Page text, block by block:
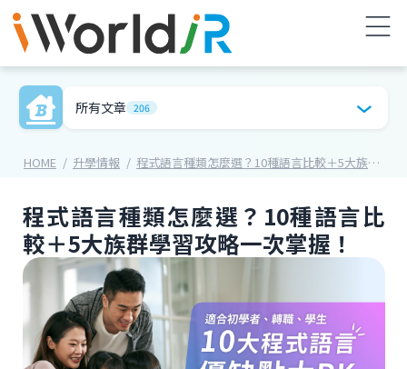
所有文章 206
HOME 升學情報 程式語言種類怎麼選？10種語言比較＋5大族群學習攻略一次掌握！
程式語言種類怎麼選？10種語言比
較＋5大族群學習攻略一次掌握！